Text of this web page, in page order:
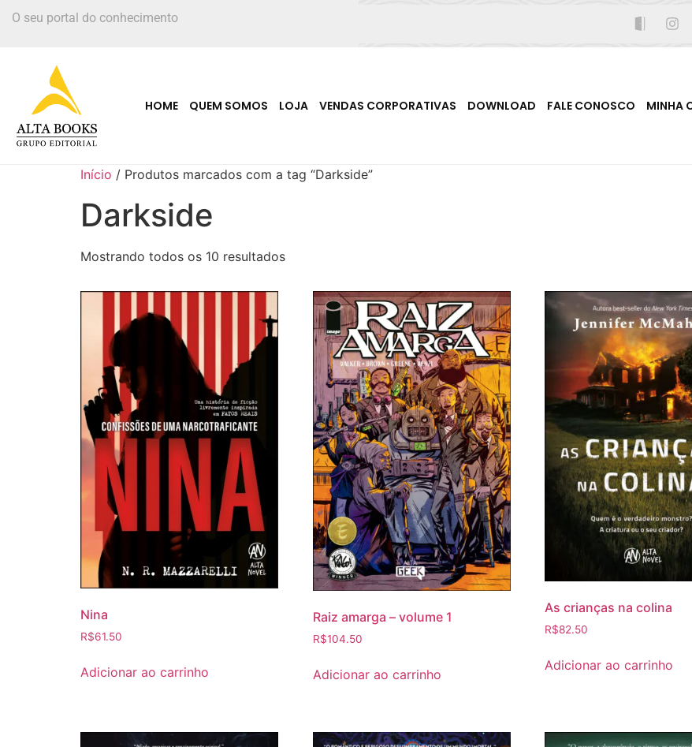
O seu portal do conhecimento
HOME QUEM SOMOS LOJA VENDAS CORPORATIVAS DOWNLOAD FALE CONOSCO MINHA
Início / Produtos marcados com a tag “Darkside”
Darkside
Mostrando todos os 10 resultados
Nina
R$61.50
Adicionar ao carrinho
Raiz amarga – volume 1
R$104.50
Adicionar ao carrinho
As crianças na colina
R$82.50
Adicionar ao carrinho